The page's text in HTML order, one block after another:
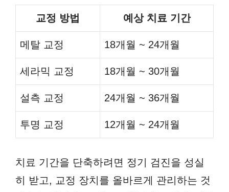
교정 방법 예상 치료 기간
메탈 교정 18개월 ~ 24개월
세라믹 교정 18개월 ~ 30개월
설측 교정 24개월 ~ 36개월
투명 교정 12개월 ~ 24개월
치료 기간을 단축하려면 정기 검진을 성실
히 받고, 교정 장치를 올바르게 관리하는 것